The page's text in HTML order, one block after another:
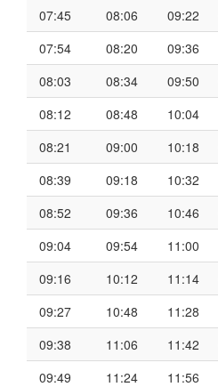
07:45
08:06 09:22
07:54
08:20 09:36
08:03
08:34 09:50
08:12
08:48 10:04
08:21
09:00 10:18
08:39
09:18 10:32
08:52
09:36 10:46
09:04
09:54 11:00
09:16
10:12 11:14
09:27
10:48 11:28
09:38
11:06 11:42
09:49
11:24 11:56